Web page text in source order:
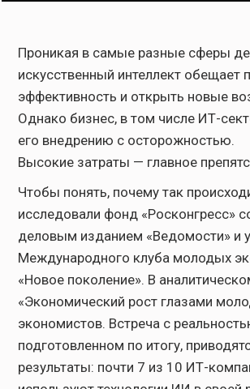
Проникая в самые разные сферы
искусственный интеллект обещает
эффективность и открыть новые
Однако бизнес, в том числе ИТ-
его внедрению с осторожностью.
Высокие затраты — главное
Чтобы понять, почему так
исследовали фонд «Росконгресс»
деловым изданием «Ведомости» и
Международного клуба молодых
«Новое поколение». В
«Экономический рост глазами
экономистов. Встреча с
подготовленном по итогу,
результаты: почти 7 из 10 ИТ-